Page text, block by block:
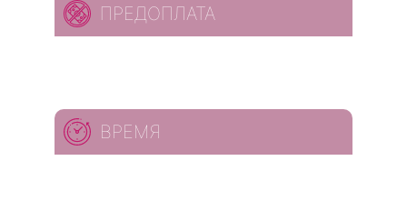
ПРЕДОПЛАТА
ВРЕМЯ